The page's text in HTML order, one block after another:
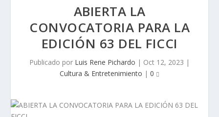
ABIERTA LA
CONVOCATORIA PARA LA
EDICIÓN 63 DEL FICCI
Publicado por Luis Rene Pichardo | Oct 12, 2023 |
Cultura & Entretenimiento | 0